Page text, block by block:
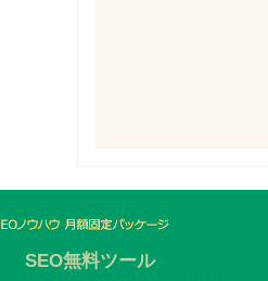
SEO無料ツール